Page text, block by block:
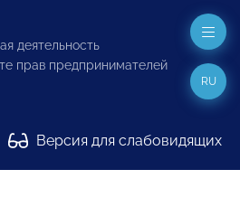
деятельность
прав предпринимателей
Версия для слабовидящих
RU